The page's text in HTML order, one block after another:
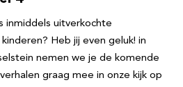
inmiddels uitverkochte
Heb jij even geluk! in
nemen we je de komende
graag mee in onze kijk op